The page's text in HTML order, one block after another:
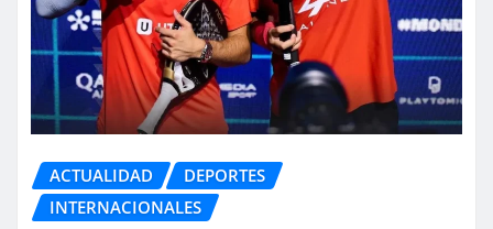
ACTUALIDAD
DEPORTES
INTERNACIONALES